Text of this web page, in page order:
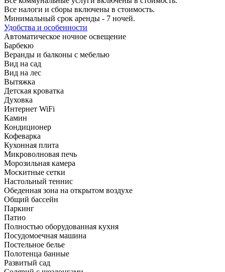
Все налоги и сборы включены в стоимость.
Минимальный срок аренды - 7 ночей.
Удобства и особенности
Автоматическое ночное освещение
Барбекю
Веранды и балконы с мебелью
Вид на сад
Вид на лес
Вытяжка
Детская кроватка
Духовка
Интернет WiFi
Камин
Кондиционер
Кофеварка
Кухонная плита
Микроволновая печь
Морозильная камера
Москитные сетки
Настольный теннис
Обеденная зона на открытом воздухе
Общий бассейн
Паркинг
Патио
Полностью оборудованная кухня
Посудомоечная машина
Постельное белье
Полотенца банные
Развитый сад